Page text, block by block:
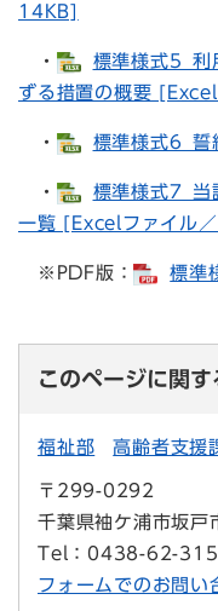
14KB]
・
標準様式5_利
ずる措置の概要
・ 標準様式6_
・
標準様式7_当
一覧 [Excelファイル
※PDF版： 標準
このページに関
福祉部 高齢者支援
〒299-0292
千葉県袖ケ浦市坂
Tel：0438-62-
フォームでのお問い